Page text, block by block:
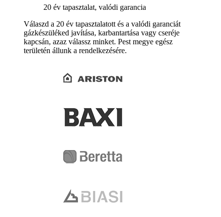
20 év tapasztalat, valódi garancia
Válaszd a 20 év tapasztalatott és a valódi garanciát
gázkészüléked javítása, karbantartása vagy cseréje
kapcsán, azaz válassz minket. Pest megye egész
területén állunk a rendelkezésére.